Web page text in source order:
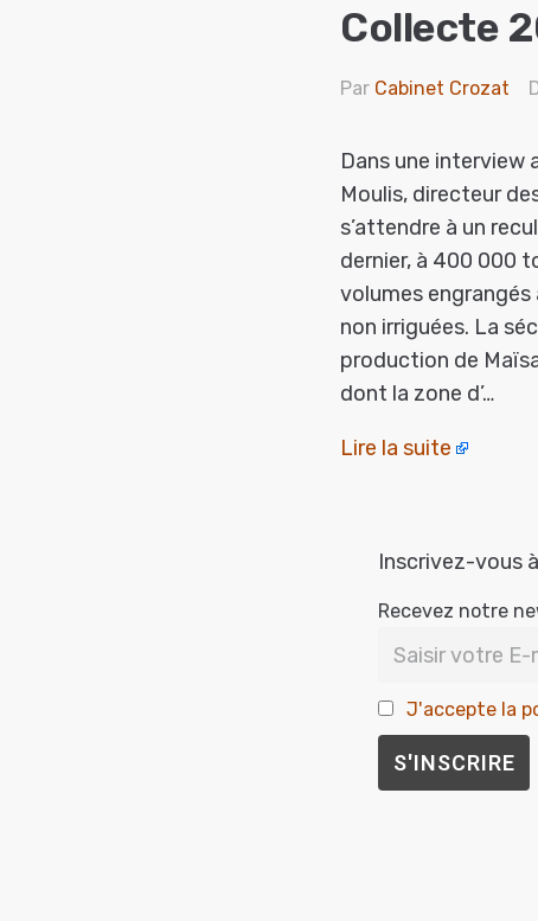
Collecte
Par Cabinet Crozat
Dans une interview
Moulis, directeur
s’attendre à un
dernier, à 400 000
volumes
non irriguées. La
production de
dont la zone d’…
Lire la suite
Inscrivez-vous
Recevez notre
J'accepte la